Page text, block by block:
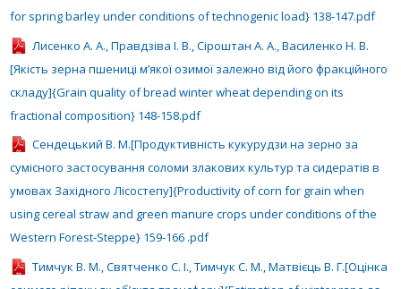
for spring barley under conditions of technogenic load} 138-147.pdf
Лисенко А. А., Правдзіва І. В., Сіроштан А. А., Василенко Н. В.
[Якість зерна пшениці м’якої озимої залежно від його фракційного
складу]{Grain quality of bread winter wheat depending on its
fractional composition} 148-158.pdf
Сендецький В. М.[Продуктивність кукурудзи на зерно за
сумісного застосування соломи злакових культур та сидератів в
умовах Західного Лісостепу]{Productivity of corn for grain when
using cereal straw and green manure crops under conditions of the
Western Forest-Steppe} 159-166 .pdf
Тимчук В. М., Святченко С. І., Тимчук С. М., Матвієць В. Г.[Оцінка